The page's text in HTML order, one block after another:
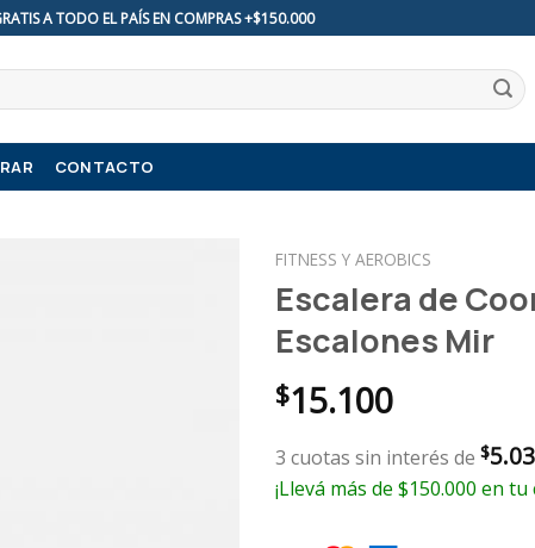
A TODO EL PAÍS EN COMPRAS +$150.000
CONTACTO
FITNESS Y AEROBICS
Escalera de
Escalones Mir
$15.100
3 cuotas sin interés de $
¡Llevá más de $150.000 en